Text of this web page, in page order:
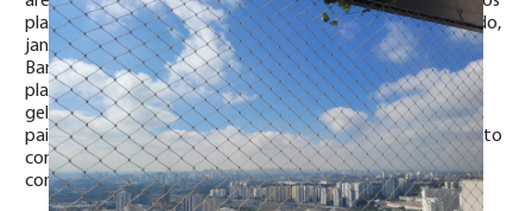
planejados, piso revestido com porcelanato, ar condicionado,
janelas amplas que permitem ótima iluminação natura.
Banheiro com box em vidro temperado e gabinete de pia
planejado em MDF. Cozinha planejada com armários,
geladeira em inox, forno elétrico e microondas. Sala com
painel para TV e varanda com vista de toda região, andar alto
com bela vista! o apartamento possui 01 vaga de garagem
com auxílio de manobrista.